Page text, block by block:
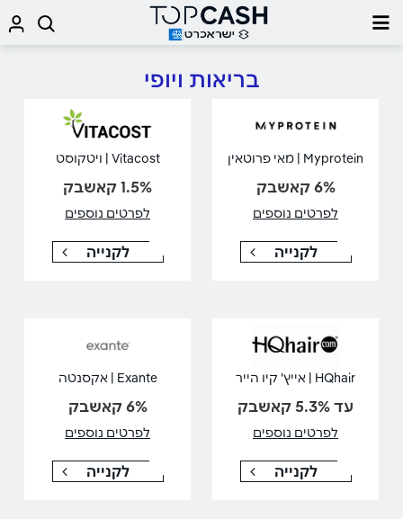
בריאות ויופי
Myprotein | מאי פרוטאין
6% קאשבק
לפרטים נוספים
לקנייה
Vitacost | ויטקוסט
1.5% קאשבק
לפרטים נוספים
לקנייה
HQhair | אייץ' קיו הייר
עד 5.3% קאשבק
לפרטים נוספים
לקנייה
Exante | אקסנטה
6% קאשבק
לפרטים נוספים
לקנייה